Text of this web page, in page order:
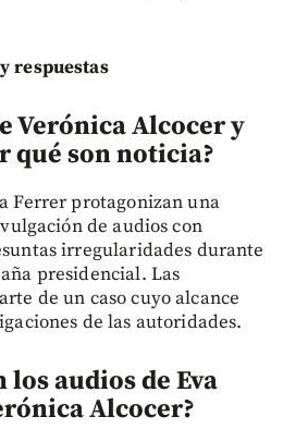
respuestas
Verónica Alcocer y
qué son noticia?
Ferrer protagonizan una
de audios con
irregularidades durante
presidencial. Las
de un caso cuyo alcance
de las autoridades.
los audios de Eva
Alcocer?